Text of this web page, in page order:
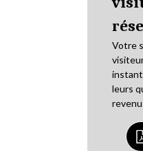
Votre
leurs